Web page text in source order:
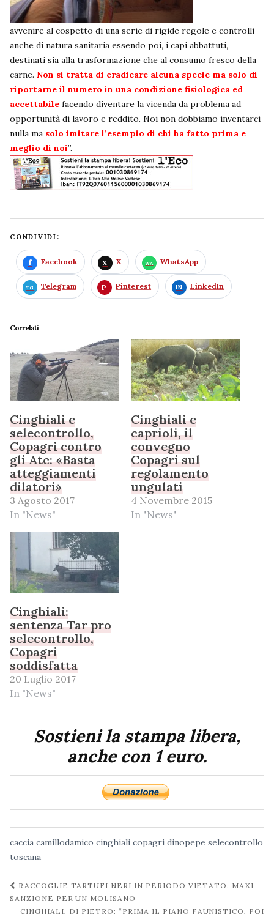
avvenire al cospetto di una serie di rigide regole e controlli
anche di natura sanitaria essendo poi, i capi abbattuti,
destinati sia alla trasformazione che al consumo fresco della
carne. Non si tratta di eradicare alcuna specie ma solo di
riportarne il numero in una condizione fisiologica ed
accettabile facendo diventare la vicenda da problema ad
opportunità di lavoro e reddito. Noi non dobbiamo inventarci
nulla ma solo imitare l’esempio di chi ha fatto prima e
meglio di noi”.
CONDIVIDI:
Facebook X WhatsApp
Telegram Pinterest LinkedIn
Correlati
Cinghiali e
selecontrollo,
Copagri contro
gli Atc: «Basta
atteggiamenti
dilatori»
3 Agosto 2017
In "News"
Cinghiali e
caprioli, il
convegno
Copagri sul
regolamento
ungulati
4 Novembre 2015
In "News"
Cinghiali:
sentenza Tar pro
selecontrollo,
Copagri
soddisfatta
20 Luglio 2017
In "News"
Sostieni la stampa libera,
anche con 1 euro.
caccia camillodamico cinghiali copagri dinopepe selecontrollo
toscana
Navigazione
post
RACCOGLIE TARTUFI NERI IN PERIODO VIETATO, MAXI
SANZIONE PER UN MOLISANO
CINGHIALI, DI PIETRO: “PRIMA IL PIANO FAUNISTICO, POI